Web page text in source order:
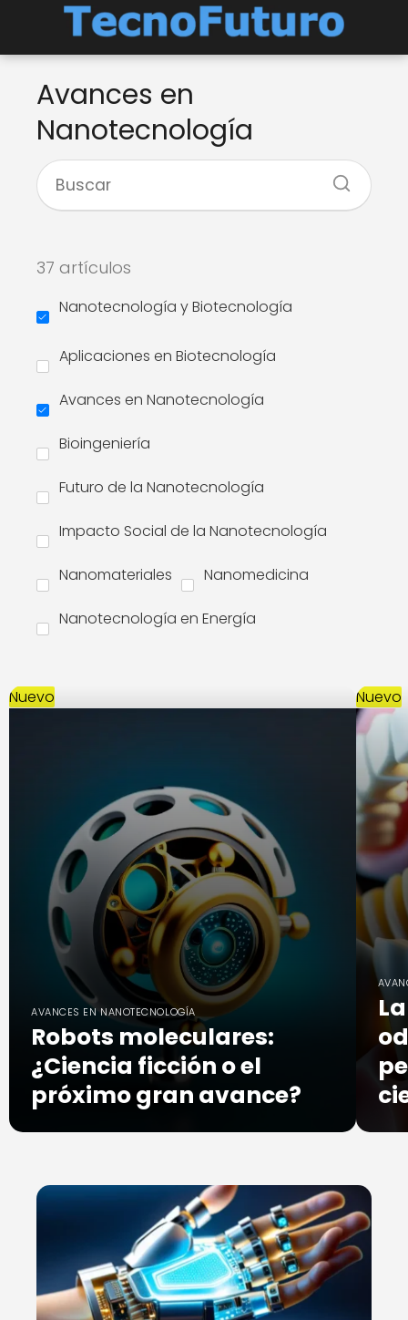
Avances en
Nanotecnología
37 artículos
Nanotecnología y Biotecnología
Aplicaciones en Biotecnología
Avances en Nanotecnología
Bioingeniería
Futuro de la Nanotecnología
Impacto Social de la Nanotecnología
Nanomateriales Nanomedicina
Nanotecnología en Energía
Nuevo
AVANCES EN NANOTECNOLOGÍA
Robots moleculares:
¿Ciencia ficción o el
próximo gran avance?
Nuevo